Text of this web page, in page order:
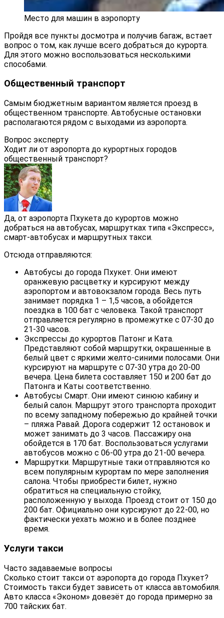
Место для машин в аэропорту
Пройдя все пункты досмотра и получив багаж, встает
вопрос о том, как лучше всего добраться до курорта.
Для этого можно воспользоваться несколькими
способами.
Общественный транспорт
Самым бюджетным вариантом является проезд в
общественном транспорте. Автобусные остановки
располагаются рядом с выходами из аэропорта.
Вопрос эксперту
Ходит ли от аэропорта до курортных городов
общественный транспорт?
Да, от аэропорта Пхукета до курортов можно
добраться на автобусах, маршрутках типа «Экспресс»,
смарт-автобусах и маршрутных такси.
Отсюда отправляются:
Автобусы до города Пхукет. Они имеют
оранжевую расцветку и курсируют между
аэропортом и автовокзалом города. Весь путь
занимает порядка 1 – 1,5 часов, а обойдется
поездка в 100 бат с человека. Такой транспорт
отправляется регулярно в промежутке с 07-30 до
21-30 часов.
Экспрессы до курортов Патонг и Ката.
Представляют собой маршрутки, окрашенные в
белый цвет с яркими желто-синими полосами. Они
курсируют на маршруте с 07-30 утра до 20-00
вечера. Цена билета составляет 150 и 200 бат до
Патонга и Каты соответственно.
Автобусы Смарт. Они имеют синюю кабину и
белый салон. Маршрут этого транспорта проходит
по всему западному побережью до крайней точки
– пляжа Равай. Дорога содержит 12 остановок и
может занимать до 3 часов. Пассажиру она
обойдется в 170 бат. Воспользоваться услугами
автобусов можно с 06-00 утра до 21-00 вечера.
Маршрутки. Маршрутные таки отправляются ко
всем популярным курортам по мере заполнения
салона. Чтобы приобрести билет, нужно
обратиться на специальную стойку,
расположенную у выхода. Проезд стоит от 150 до
200 бат. Официально они курсируют до 22-00, но
фактически уехать можно и в более позднее
время.
Услуги такси
Часто задаваемые вопросы
Сколько стоит такси от аэропорта до города Пхукет?
Стоимость такси будет зависеть от класса автомобиля.
Авто класса «Эконом» довезёт до города примерно за
700 тайских бат.